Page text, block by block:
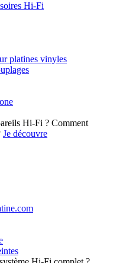
Hi-Fi
platines vinyles
Comment
Je découvre